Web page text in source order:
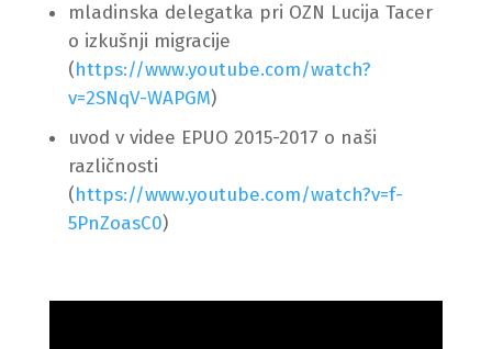
mladinska delegatka pri OZN Lucija Tacer
o izkušnji migracije
(https://www.youtube.com/watch?
v=2SNqV-WAPGM)
uvod v videe EPUO 2015-2017 o naši
različnosti
(https://www.youtube.com/watch?v=f-
5PnZoasC0)